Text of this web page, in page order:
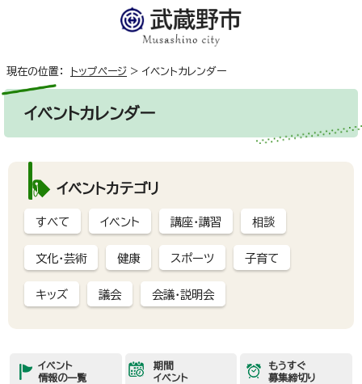
現在の位置： トップページ > イベントカレンダー
イベントカレンダー
イベントカテゴリ
すべて イベント 講座・講習 相談
文化・芸術 健康 スポーツ 子育て
キッズ 議会 会議・説明会
イベント
情報の一覧
期間
イベント
もうすぐ
募集締切り